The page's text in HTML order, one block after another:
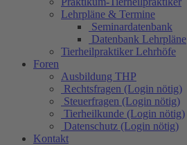
Lehrpläne & Termine
Seminardatenbank
Datenbank Lehrpläne
Tierheilpraktiker Lehrhöfe
Foren
Ausbildung THP
Rechtsfragen (Login nötig)
Steuerfragen (Login nötig)
Tierheilkunde (Login nötig)
Datenschutz (Login nötig)
Kontakt